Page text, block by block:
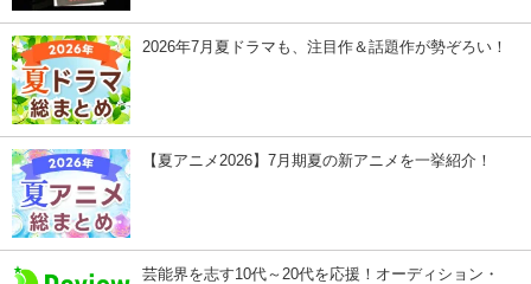
2026年7月夏ドラマも、注目作＆話題作が勢ぞろい！
【夏アニメ2026】7月期夏の新アニメを一挙紹介！
芸能界を志す10代～20代を応援！オーディション・